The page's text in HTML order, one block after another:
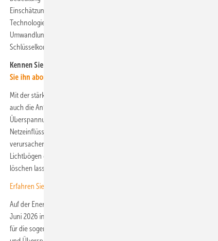
Einschätzung des Elektrotechnikunternehmens Dehn bietet die
Technologie Vorteile wie höhere Wirkungsgrade und geringere
Umwandlungsverluste und wird deshalb zu einer
Schlüsselkomponente der Energiewende.
Kennen Sie schon unseren kostenlosen Newsletter?
Sie ihn abonnieren
Mit der stärkeren Verbreitung von DC-Systemen steigen allerdings
auch die Anforderungen an die elektrische Sicherheit.
Überspannungen durch Blitzeinschläge, Schalthandlungen oder
Netzeinflüsse können Anlagen beschädigen und Ausfälle
verursachen. Eine besondere Herausforderung stellen dabei
Lichtbögen dar, die sich in Gleichstromsystemen deutlich schwieriger
löschen lassen als bei Wechselstrom.
Erfahren Sie mehr über das Zusammenspiel von Solar und Speicher.
Auf der Energiefachmesse The smarter E Europe, die vom 23. bis 25.
Juni 2026 in München stattfindet, stellt Dehn deshalb Schutzkonzepte
für die sogenannte Gleichstromwelt vor. Im Mittelpunkt stehen Blitz-